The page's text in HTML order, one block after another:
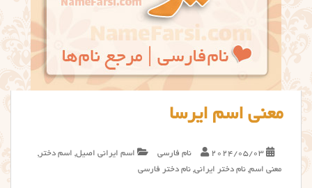
معنی اسم ایرسا
2024/05/03 نام فارسی اسم ایرانی اصیل, اسم دختر ,
معنی اسم, نام دختر ایرانی, نام دختر فارسی